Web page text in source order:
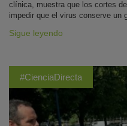
clínica, muestra que los cortes
impedir que el virus conserve un
Sigue leyendo
#CienciaDirecta